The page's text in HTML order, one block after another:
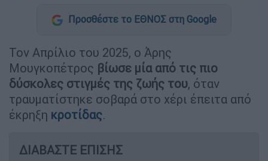
Προσθέστε το ΕΘΝΟΣ στη Google
Τον Απρίλιο του 2025, ο Άρης
Μουγκοπέτρος βίωσε μία από τις πιο
δύσκολες στιγμές της ζωής του, όταν
τραυματίστηκε σοβαρά στο χέρι έπειτα από
έκρηξη κροτίδας.
ΔΙΑΒΑΣΤΕ ΕΠΙΣΗΣ